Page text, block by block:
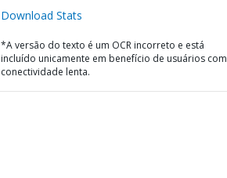
Download Stats
*A versão do texto é um OCR incorreto e está
incluído unicamente em benefício de usuários com
conectividade lenta.